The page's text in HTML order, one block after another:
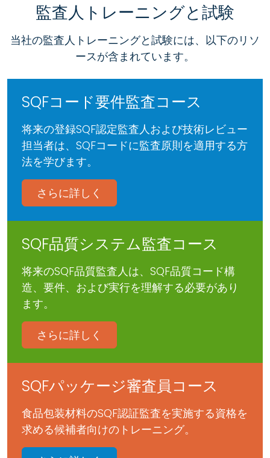
監査人トレーニングと試験
当社の監査人トレーニングと試験には、以下のリソ
ースが含まれています。
SQFコード要件監査コース
将来の登録SQF認定監査人および技術レビュー
担当者は、SQFコードに監査原則を適用する方
法を学びます。
さらに詳しく
SQF品質システム監査コース
将来のSQF品質監査人は、SQF品質コード構
造、要件、および実行を理解する必要があり
ます。
さらに詳しく
SQFパッケージ審査員コース
食品包装材料のSQF認証監査を実施する資格を
求める候補者向けのトレーニング。